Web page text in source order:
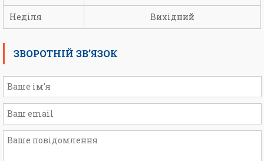
Неділя Вихідний
ЗВОРОТНІЙ ЗВ’ЯЗОК